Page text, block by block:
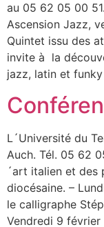
au 05 62 05 00
Ascension Jazz,
Quintet issu des
invite à la
jazz, latin et
L´Université du
Auch. Tél. 05 62
´art italien et
diocésaine. –
le calligraphe
Vendredi 9